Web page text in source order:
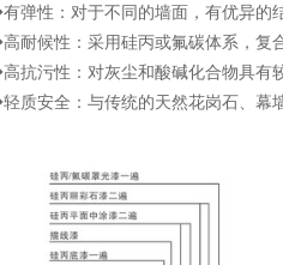
弹性：对于不同的墙面，有优异的
耐候性：采用硅丙或氟碳体系，复
抗污性：对灰尘和酸碱化合物具有
质安全：与传统的天然花岗石、幕